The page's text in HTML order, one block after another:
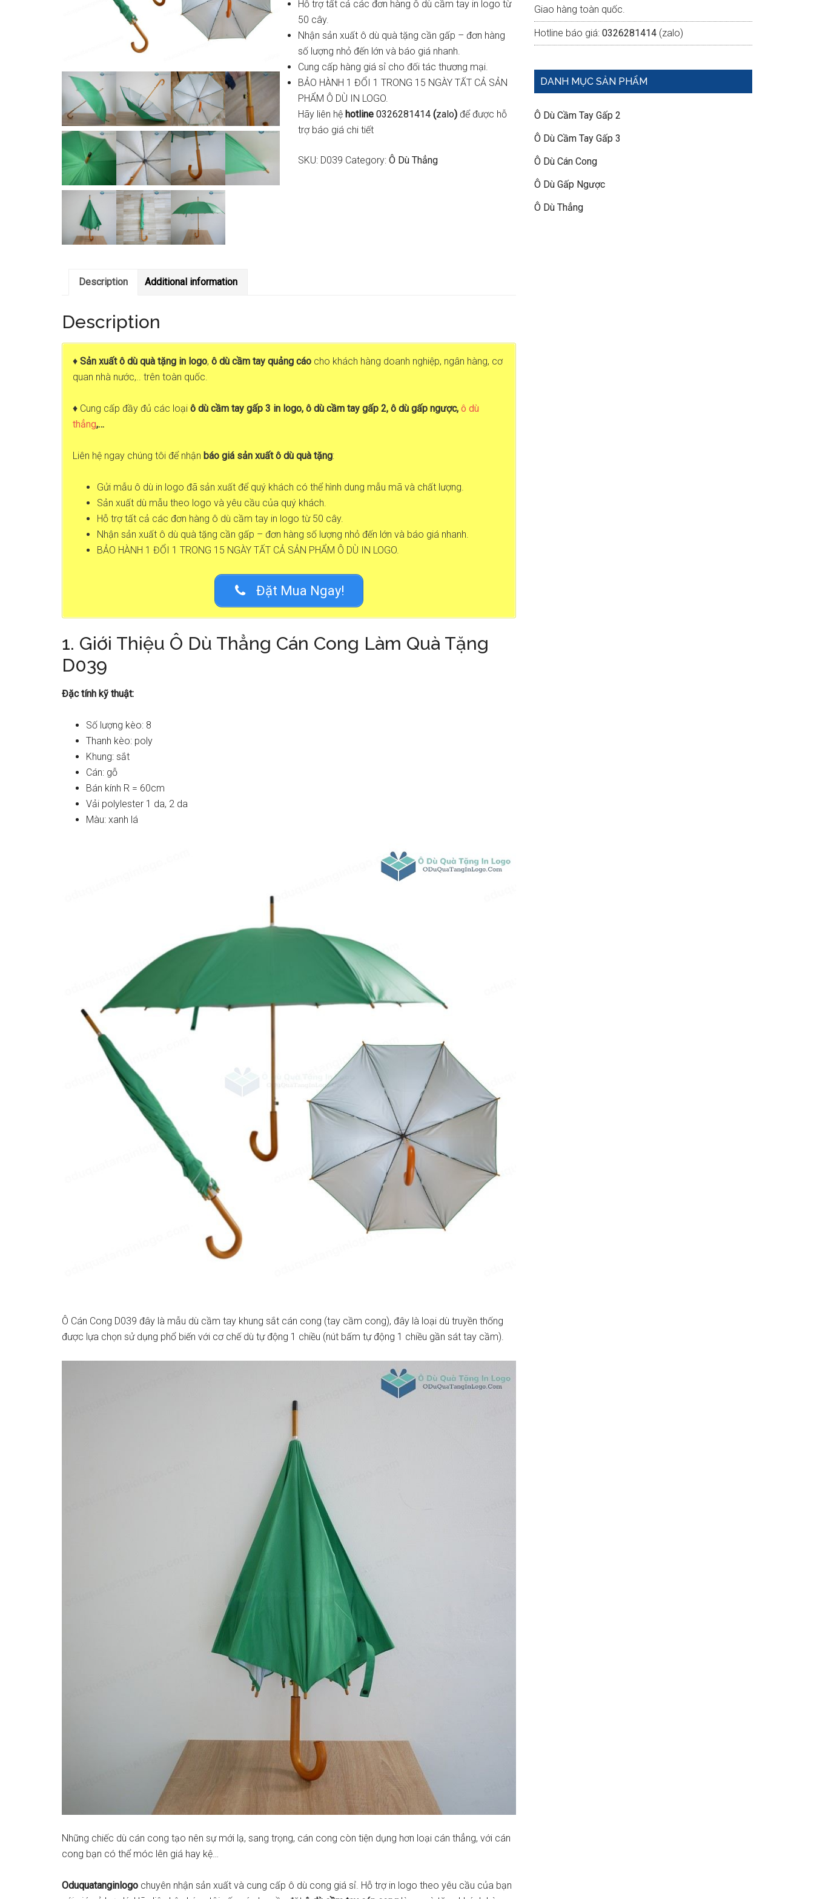
Hỗ trợ tất cả các đơn hàng ô dù cầm tay in logo từ
50 cây.
Nhận sản xuất ô dù quà tặng cần gấp – đơn hàng
số lượng nhỏ đến lớn và báo giá nhanh.
Cung cấp hàng giá sỉ cho đối tác thương mại.
BẢO HÀNH 1 ĐỔI 1 TRONG 15 NGÀY TẤT CẢ SẢN
PHẨM Ô DÙ IN LOGO.
Hãy liên hệ hotline 0326281414 (zalo) để được hỗ
trợ báo giá chi tiết
SKU: D039 Category: Ô Dù Thẳng
Description Additional information
Description
♦ Sản xuất ô dù quà tặng in logo, ô dù cầm tay quảng cáo cho khách hàng doanh nghiệp, ngân hàng, cơ
quan nhà nước,.. trên toàn quốc.
♦ Cung cấp đầy đủ các loại ô dù cầm tay gấp 3 in logo, ô dù cầm tay gấp 2, ô dù gấp ngược, ô dù
thẳng,…
Liên hệ ngay chúng tôi để nhận báo giá sản xuất ô dù quà tặng:
Gửi mẫu ô dù in logo đã sản xuất để quý khách có thể hình dung mẫu mã và chất lượng.
Sản xuất dù mẫu theo logo và yêu cầu của quý khách.
Hỗ trợ tất cả các đơn hàng ô dù cầm tay in logo từ 50 cây.
Nhận sản xuất ô dù quà tặng cần gấp – đơn hàng số lượng nhỏ đến lớn và báo giá nhanh.
BẢO HÀNH 1 ĐỔI 1 TRONG 15 NGÀY TẤT CẢ SẢN PHẨM Ô DÙ IN LOGO.
Đặt Mua Ngay!
1. Giới Thiệu Ô Dù Thẳng Cán Cong Làm Quà Tặng
D039
Đặc tính kỹ thuật:
Số lượng kèo: 8
Thanh kèo: poly
Khung: sắt
Cán: gỗ
Bán kính R = 60cm
Vải polylester 1 da, 2 da
Màu: xanh lá
Ô Cán Cong D039 đây là mẫu dù cầm tay khung sắt cán cong (tay cầm cong), đây là loại dù truyền thống
được lựa chọn sử dụng phổ biến với cơ chế dù tự động 1 chiều (nút bấm tự động 1 chiều gần sát tay cầm).
Những chiếc dù cán cong tạo nên sự mới lạ, sang trọng, cán cong còn tiện dụng hơn loại cán thẳng, với cán
cong bạn có thể móc lên giá hay kệ…
Oduquatanginlogo chuyên nhận sản xuất và cung cấp ô dù cong giá sỉ. Hỗ trợ in logo theo yêu cầu của bạn
Giao hàng toàn quốc.
Hotline báo giá: 0326281414 (zalo)
DANH MỤC SẢN PHẨM
Ô Dù Cầm Tay Gấp 2
Ô Dù Cầm Tay Gấp 3
Ô Dù Cán Cong
Ô Dù Gấp Ngược
Ô Dù Thẳng